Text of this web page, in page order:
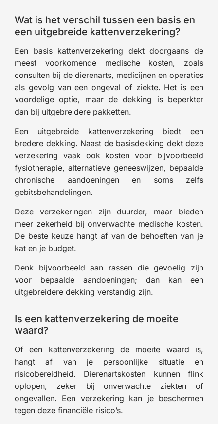
Wat is het verschil tussen een basis en
een uitgebreide kattenverzekering?
Een basis kattenverzekering dekt doorgaans de
meest voorkomende medische kosten, zoals
consulten bij de dierenarts, medicijnen en operaties
als gevolg van een ongeval of ziekte. Het is een
voordelige optie, maar de dekking is beperkter
dan bij uitgebreidere pakketten.
Een uitgebreide kattenverzekering biedt een
bredere dekking. Naast de basisdekking dekt deze
verzekering vaak ook kosten voor bijvoorbeeld
fysiotherapie, alternatieve geneeswijzen, bepaalde
chronische aandoeningen en soms zelfs
gebitsbehandelingen.
Deze verzekeringen zijn duurder, maar bieden
meer zekerheid bij onverwachte medische kosten.
De beste keuze hangt af van de behoeften van je
kat en je budget.
Denk bijvoorbeeld aan rassen die gevoelig zijn
voor bepaalde aandoeningen; dan kan een
uitgebreidere dekking verstandig zijn.
Is een kattenverzekering de moeite
waard?
Of een kattenverzekering de moeite waard is,
hangt af van je persoonlijke situatie en
risicobereidheid. Dierenartskosten kunnen flink
oplopen, zeker bij onverwachte ziekten of
ongevallen. Een verzekering kan je beschermen
tegen deze financiële risico’s.